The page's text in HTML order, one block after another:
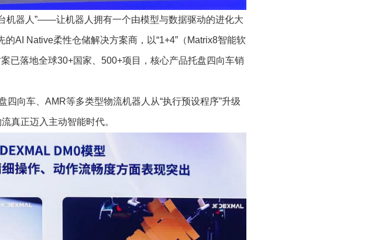
机器人 ”——让机器人拥有一个由模型与数据驱动的进化大
的AI Native柔性仓储解决方案商，以“1+4” （ Matrix8智能软
已落地全球30+国家、 500+项目，核心产品托盘四向车销
四向车、 AMR等多类型物流机器人从“执行预设程序”升级
真正迈入主动智能时代。